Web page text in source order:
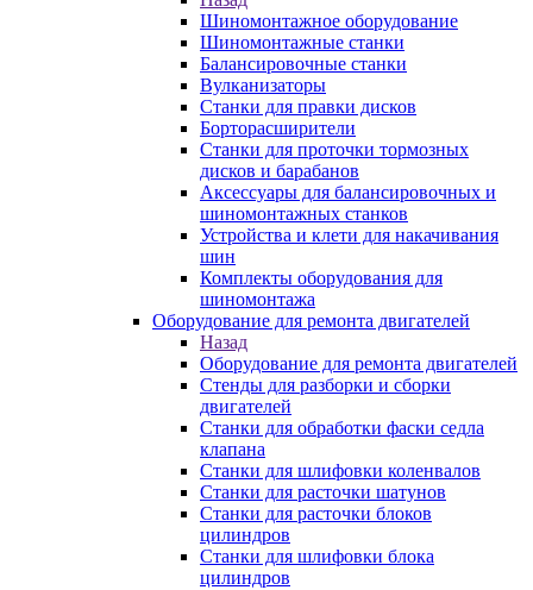
Шиномонтажное оборудование
Шиномонтажные станки
Балансировочные станки
Вулканизаторы
Станки для правки дисков
Борторасширители
Станки для проточки тормозных
дисков и барабанов
Аксессуары для балансировочных и
шиномонтажных станков
Устройства и клети для накачивания
шин
Комплекты оборудования для
шиномонтажа
Оборудование для ремонта двигателей
Назад
Оборудование для ремонта двигателей
Стенды для разборки и сборки
двигателей
Станки для обработки фаски седла
клапана
Станки для шлифовки коленвалов
Станки для расточки шатунов
Станки для расточки блоков
цилиндров
Станки для шлифовки блока
цилиндров